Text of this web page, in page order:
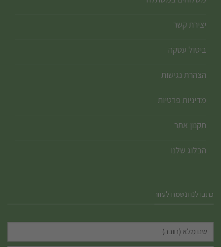
יצירת קשר
ביטול עסקה
הצהרת נגישות
מדיניות פרטיות
תקנון אתר
הבלוג שלנו
כתבו לנו ונשמח לעזור